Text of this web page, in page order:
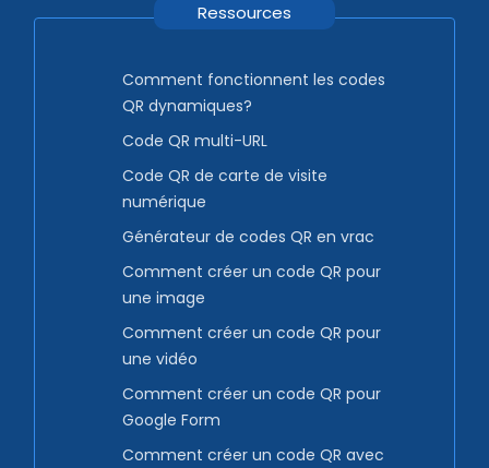
Ressources
Comment fonctionnent les codes
QR dynamiques?
Code QR multi-URL
Code QR de carte de visite
numérique
Générateur de codes QR en vrac
Comment créer un code QR pour
une image
Comment créer un code QR pour
une vidéo
Comment créer un code QR pour
Google Form
Comment créer un code QR avec